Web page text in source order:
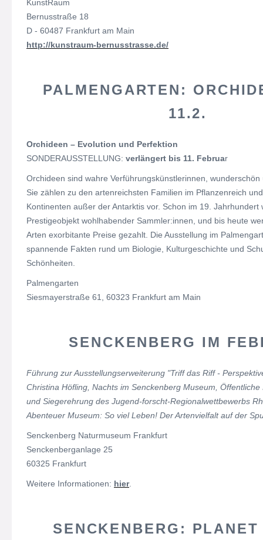
KunstRaum
Bernusstraße 18
D - 60487 Frankfurt am Main
http://kunstraum-bernusstrasse.de/
PALMENGARTEN:
11.2.
Orchideen – Evolution und Perfektion
SONDERAUSSTELLUNG: verlängert bis 11. Februar
Orchideen sind wahre Verführungskünstlerinnen,
Sie zählen zu den artenreichsten Familien im Pflanzenreich
Kontinenten außer der Antarktis vor. Schon im 19. Jahrhundert
Prestigeobjekt wohlhabender Sammler:innen, und bis heute
Arten exorbitante Preise gezahlt. Die Ausstellung im
spannende Fakten rund um Biologie, Kulturgeschichte und
Schönheiten.
Palmengarten
Siesmayerstraße 61, 60323 Frankfurt am Main
SENCKENBERG IM
Führung zur Ausstellungserweiterung "Triff das Riff -
Christina Höfling, Nachts im Senckenberg Museum,
und Siegerehrung des Jugend-forscht-Regionalwettbewerbs
Abenteuer Museum: So viel Leben! Der Artenvielfalt auf der
Senckenberg Naturmuseum Frankfurt
Senckenberganlage 25
60325 Frankfurt
Weitere Informationen: hier.
SENCKENBERG: